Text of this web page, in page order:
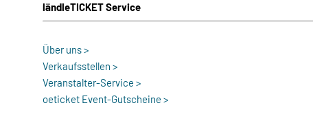
ländleTICKET Service
Über uns >
Verkaufsstellen >
Veranstalter-Service >
oeticket Event-Gutscheine >